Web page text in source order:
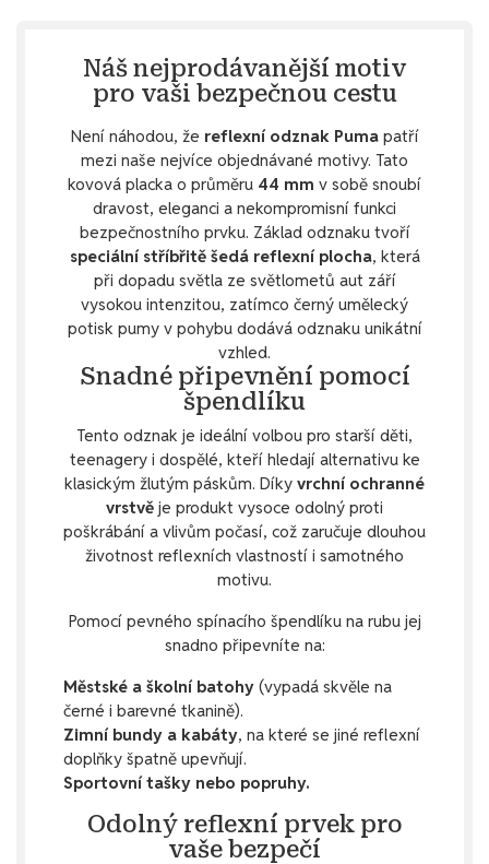
Náš nejprodávanější motiv
pro vaši bezpečnou cestu
Není náhodou, že reflexní odznak Pumapatří
mezi naše nejvíce objednávané motivy. Tato
kovová placka o průměru 44 mm v sobě snoubí
dravost, eleganci a nekompromisní funkci
bezpečnostního prvku. Základ odznaku tvoří
speciální stříbřitě šedá reflexní plocha, která
při dopadu světla ze světlometů aut září
vysokou intenzitou, zatímco černý umělecký
potisk pumy v pohybu dodává odznaku unikátní
vzhled.
Snadné připevnění pomocí
špendlíku
Tento odznak je ideální volbou pro starší děti,
teenagery i dospělé, kteří hledají alternativu ke
klasickým žlutým páskům. Díky vrchní ochranné
vrstvě je produkt vysoce odolný proti
poškrábání a vlivům počasí, což zaručuje dlouhou
životnost reflexních vlastností i samotného
motivu.
Pomocí pevného spínacího špendlíku na rubu jej
snadno připevníte na:
Městské a školní batohy (vypadá skvěle na
černé i barevné tkanině).
Zimní bundy a kabáty, na které se jiné reflexní
doplňky špatně upevňují.
Sportovní tašky nebo popruhy.
Odolný reflexní prvek pro
vaše bezpečí